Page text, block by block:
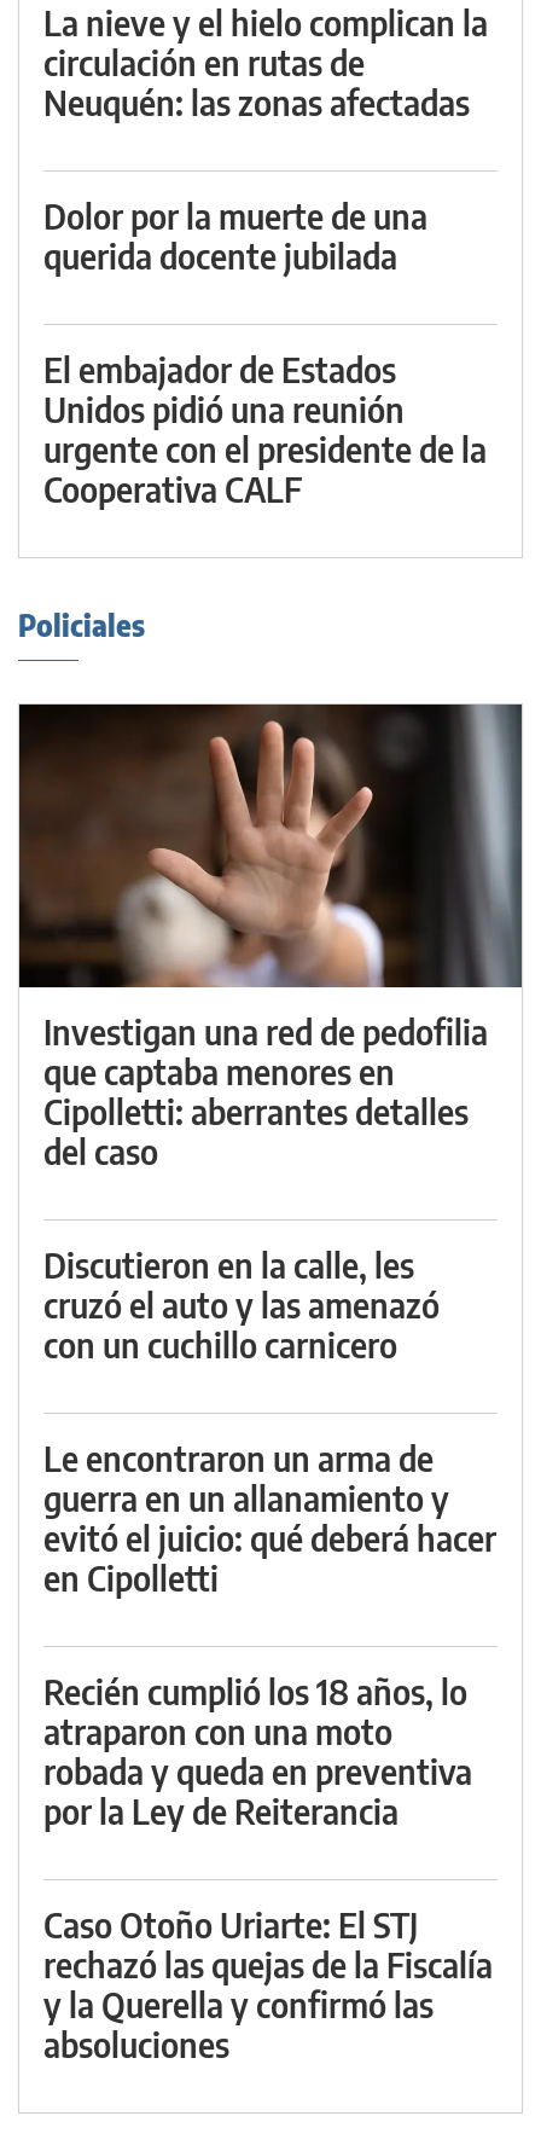
La nieve y el hielo complican la
circulación en rutas de
Neuquén: las zonas afectadas
Dolor por la muerte de una
querida docente jubilada
El embajador de Estados
Unidos pidió una reunión
urgente con el presidente de la
Cooperativa CALF
Policiales
Investigan una red de pedofilia
que captaba menores en
Cipolletti: aberrantes detalles
del caso
Discutieron en la calle, les
cruzó el auto y las amenazó
con un cuchillo carnicero
Le encontraron un arma de
guerra en un allanamiento y
evitó el juicio: qué deberá hacer
en Cipolletti
Recién cumplió los 18 años, lo
atraparon con una moto
robada y queda en preventiva
por la Ley de Reiterancia
Caso Otoño Uriarte: El STJ
rechazó las quejas de la Fiscalía
y la Querella y confirmó las
absoluciones